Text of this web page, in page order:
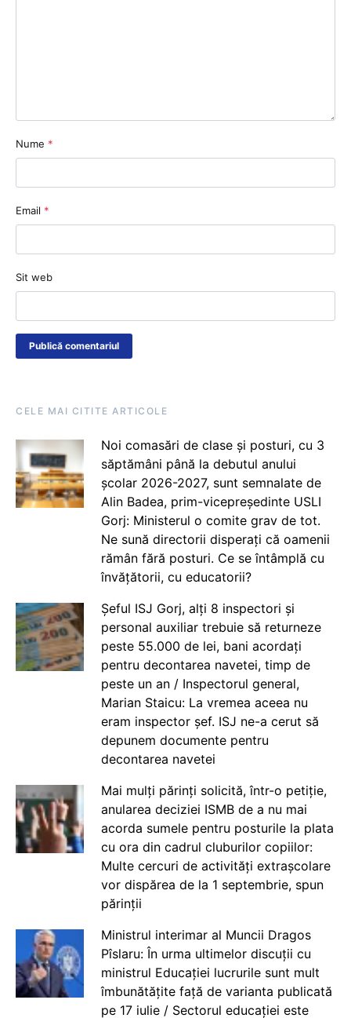
Nume *
Email *
Sit web
CELE MAI CITITE ARTICOLE
Noi comasări de clase și posturi, cu 3
săptămâni până la debutul anului
școlar 2026-2027, sunt semnalate de
Alin Badea, prim-vicepreședinte USLI
Gorj: Ministerul o comite grav de tot.
Ne sună directorii disperați că oamenii
rămân fără posturi. Ce se întâmplă cu
învățătorii, cu educatorii?
Șeful ISJ Gorj, alți 8 inspectori și
personal auxiliar trebuie să returneze
peste 55.000 de lei, bani acordați
pentru decontarea navetei, timp de
peste un an / Inspectorul general,
Marian Staicu: La vremea aceea nu
eram inspector șef. ISJ ne-a cerut să
depunem documente pentru
decontarea navetei
Mai mulți părinți solicită, într-o petiție,
anularea deciziei ISMB de a nu mai
acorda sumele pentru posturile la plata
cu ora din cadrul cluburilor copiilor:
Multe cercuri de activități extrașcolare
vor dispărea de la 1 septembrie, spun
părinții
Ministrul interimar al Muncii Dragos
Pîslaru: În urma ultimelor discuții cu
ministrul Educației lucrurile sunt mult
îmbunătățite față de varianta publicată
pe 17 iulie / Sectorul educației este